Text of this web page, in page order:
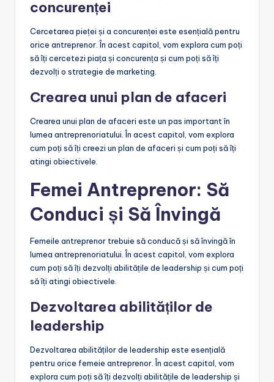
concurenței
Cercetarea pieței și a concurenței este esențială pentru
orice antreprenor. În acest capitol, vom explora cum poți
să îți cercetezi piața și concurența și cum poți să îți
dezvolți o strategie de marketing.
Crearea unui plan de afaceri
Crearea unui plan de afaceri este un pas important în
lumea antreprenoriatului. În acest capitol, vom explora
cum poți să îți creezi un plan de afaceri și cum poți să îți
atingi obiectivele.
Femei Antreprenor: Să
Conduci și Să Învingă
Femeile antreprenor trebuie să conducă și să învingă în
lumea antreprenoriatului. În acest capitol, vom explora
cum poți să îți dezvolți abilitățile de leadership și cum poți
să îți atingi obiectivele.
Dezvoltarea abilităților de
leadership
Dezvoltarea abilităților de leadership este esențială
pentru orice femeie antreprenor. În acest capitol, vom
explora cum poți să îți dezvolți abilitățile de leadership și